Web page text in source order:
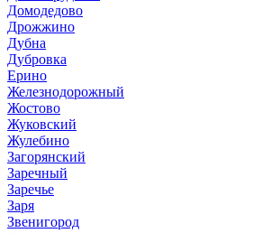
Домодедово
Дрожжино
Дубна
Дубровка
Ерино
Железнодорожный
Жостово
Жуковский
Жулебино
Загорянский
Заречный
Заречье
Заря
Звенигород